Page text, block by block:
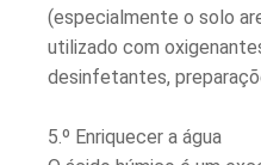
(especialmente o solo
utilizado com
desinfetantes,
5.º Enriquecer a água